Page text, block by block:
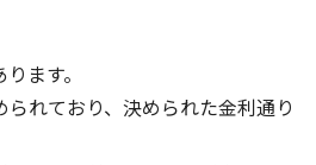
ます。
れており、決められた金利通り